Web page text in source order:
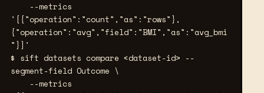
'[{"operation":"count","as":"rows"},
{"operation":"avg","field":"BMI","as":"avg_bmi
"}]'
$ sift datasets compare <dataset-id> --
segment-field Outcome \